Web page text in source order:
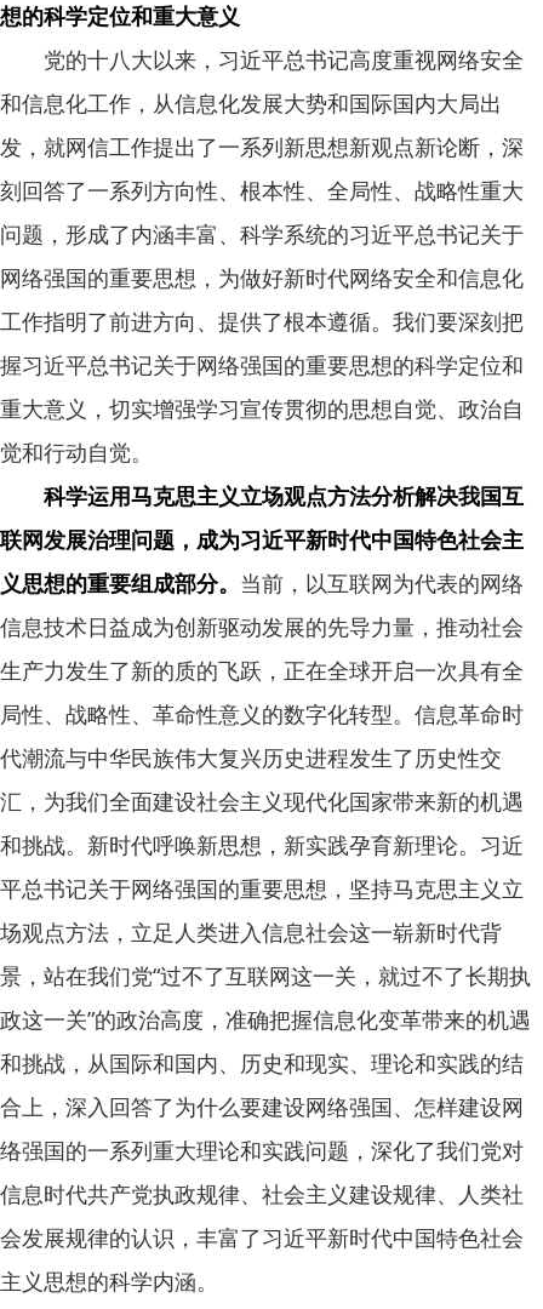
想的科学定位和重大意义
党的十八大以来，习近平总书记高度重视网络安全
和信息化工作，从信息化发展大势和国际国内大局出
发，就网信工作提出了一系列新思想新观点新论断，深
刻回答了一系列方向性、根本性、全局性、战略性重大
问题，形成了内涵丰富、科学系统的习近平总书记关于
网络强国的重要思想，为做好新时代网络安全和信息化
工作指明了前进方向、提供了根本遵循。我们要深刻把
握习近平总书记关于网络强国的重要思想的科学定位和
重大意义，切实增强学习宣传贯彻的思想自觉、政治自
觉和行动自觉。
科学运用马克思主义立场观点方法分析解决我国互
联网发展治理问题，成为习近平新时代中国特色社会主
义思想的重要组成部分。 当前，以互联网为代表的网络
信息技术日益成为创新驱动发展的先导力量，推动社会
生产力发生了新的质的飞跃，正在全球开启一次具有全
局性、战略性、革命性意义的数字化转型。信息革命时
代潮流与中华民族伟大复兴历史进程发生了历史性交
汇，为我们全面建设社会主义现代化国家带来新的机遇
和挑战。新时代呼唤新思想，新实践孕育新理论。习近
平总书记关于网络强国的重要思想，坚持马克思主义立
场观点方法，立足人类进入信息社会这一崭新时代背
景，站在我们党“过不了互联网这一关，就过不了长期执
政这一关”的政治高度，准确把握信息化变革带来的机遇
和挑战，从国际和国内、历史和现实、理论和实践的结
合上，深入回答了为什么要建设网络强国、怎样建设网
络强国的一系列重大理论和实践问题，深化了我们党对
信息时代共产党执政规律、社会主义建设规律、人类社
会发展规律的认识，丰富了习近平新时代中国特色社会
主义思想的科学内涵。